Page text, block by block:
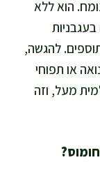
הוא ללא
להגשה,
או תפוחי
מעל, וזה